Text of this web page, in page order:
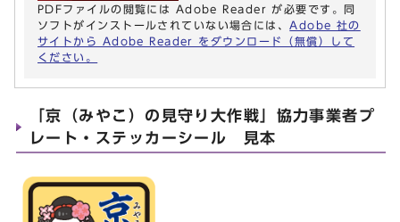
PDFファイルの閲覧には Adobe Reader が必要です。同
ソフトがインストールされていない場合には、 Adobe 社の
サイトから Adobe Reader をダウンロード（無償）して
ください。
「京（みやこ）の見守り大作戦」協力事業者プ
レート・ステッカーシール 見本